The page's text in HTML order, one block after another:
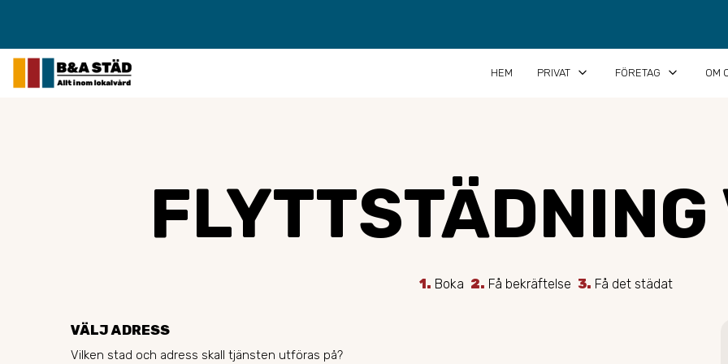
HEM PRIVAT keyboard_arrow_down FÖRETAG keyboard_arrow_down OM
1. Boka 2. Få bekräftelse 3. Få det städat
VÄLJ ADRESS
Vilken stad och adress skall tjänsten utföras på?